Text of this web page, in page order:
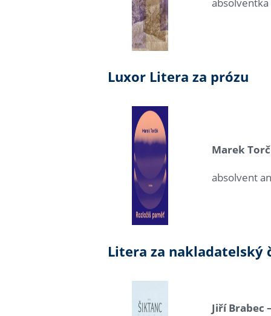
Luxor Litera za prózu
Marek
absolvent
Litera za nakladatelský
Jiří Brabec